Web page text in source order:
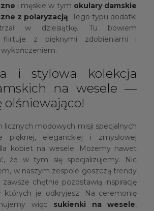
i męskie w tym okulary damskie
z polaryzacją. Tego typu dodatki
w dziesiątkę. Tu bowiem
flirtuje z pięknymi zdobieniami i
i stylowa kolekcja
na wesele —
olśniewająco!
licznych modowych misji specjalnych
pięknej, eleganckiej i zmysłowej
kobiet na wesele. Możemy nawet
że w tym się specjalizujemy. Nic
w naszym zespole goszczą trendy
chętnie pozostawią inspirację
których je odkryjesz. Na ceremonię
więc
sukienki na wesele,